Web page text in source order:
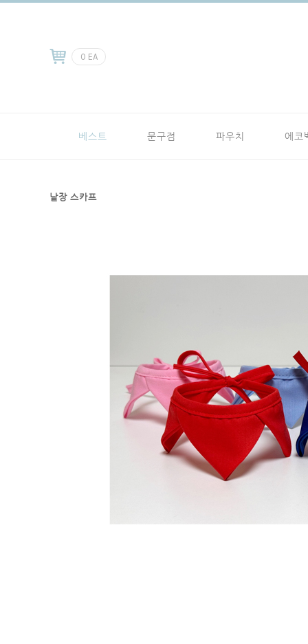
0 EA
베스트 문구점 파우치 에코
낱장 스카프